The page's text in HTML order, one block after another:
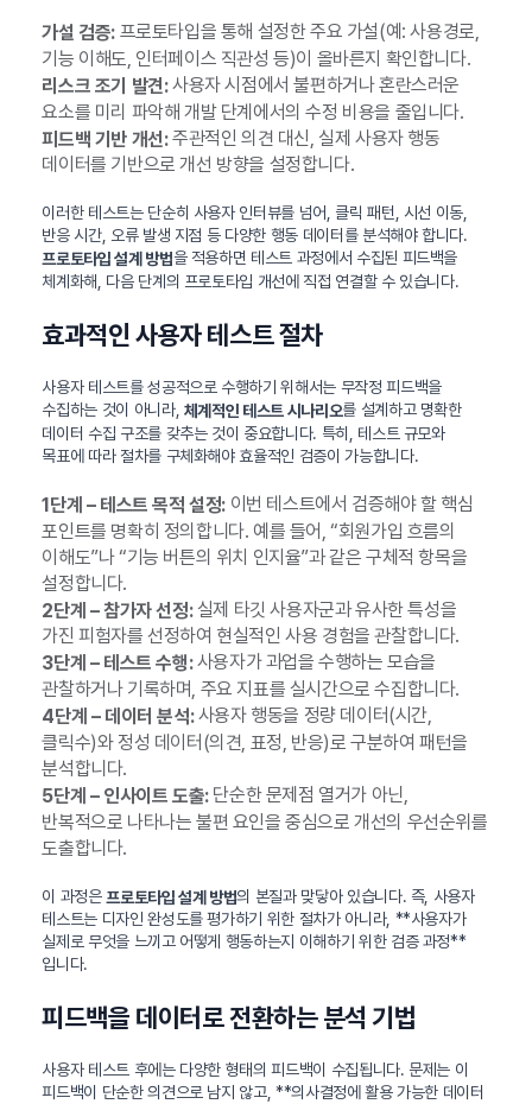
가설 검증:프로토타입을 통해 설정한 주요 가설(예: 사용경로,
기능 이해도, 인터페이스 직관성 등)이 올바른지 확인합니다.
리스크 조기 발견:사용자 시점에서 불편하거나 혼란스러운
요소를 미리 파악해 개발 단계에서의 수정 비용을 줄입니다.
피드백 기반 개선:주관적인 의견 대신, 실제 사용자 행동
데이터를 기반으로 개선 방향을 설정합니다.
이러한 테스트는 단순히 사용자 인터뷰를 넘어, 클릭 패턴, 시선 이동,
반응 시간, 오류 발생 지점 등 다양한 행동 데이터를 분석해야 합니다.
프로토타입 설계 방법을 적용하면 테스트 과정에서 수집된 피드백을
체계화해, 다음 단계의 프로토타입 개선에 직접 연결할 수 있습니다.
효과적인 사용자 테스트 절차
사용자 테스트를 성공적으로 수행하기 위해서는 무작정 피드백을
수집하는 것이 아니라, 체계적인 테스트 시나리오를 설계하고 명확한
데이터 수집 구조를 갖추는 것이 중요합니다. 특히, 테스트 규모와
목표에 따라 절차를 구체화해야 효율적인 검증이 가능합니다.
1단계 – 테스트 목적 설정:이번 테스트에서 검증해야 할 핵심
포인트를 명확히 정의합니다. 예를 들어, “회원가입 흐름의
이해도”나 “기능 버튼의 위치 인지율”과 같은 구체적 항목을
설정합니다.
2단계 – 참가자 선정:실제 타깃 사용자군과 유사한 특성을
가진 피험자를 선정하여 현실적인 사용 경험을 관찰합니다.
3단계 – 테스트 수행:사용자가 과업을 수행하는 모습을
관찰하거나 기록하며, 주요 지표를 실시간으로 수집합니다.
4단계 – 데이터 분석:사용자 행동을 정량 데이터(시간,
클릭수)와 정성 데이터(의견, 표정, 반응)로 구분하여 패턴을
분석합니다.
5단계 – 인사이트 도출:단순한 문제점 열거가 아닌,
반복적으로 나타나는 불편 요인을 중심으로 개선의 우선순위를
도출합니다.
이 과정은 프로토타입 설계 방법의 본질과 맞닿아 있습니다. 즉, 사용자
테스트는 디자인 완성도를 평가하기 위한 절차가 아니라, **사용자가
실제로 무엇을 느끼고 어떻게 행동하는지 이해하기 위한 검증 과정**
입니다.
피드백을 데이터로 전환하는 분석 기법
사용자 테스트 후에는 다양한 형태의 피드백이 수집됩니다. 문제는 이
피드백이 단순한 의견으로 남지 않고, **의사결정에 활용 가능한 데이터